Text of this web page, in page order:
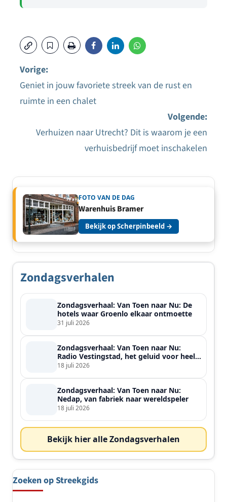
Bericht
Vorige:
Geniet in jouw favoriete streek van de rust en
ruimte in een chalet
Volgende:
Verhuizen naar Utrecht? Dit is waarom je een
verhuisbedrijf moet inschakelen
FOTO VAN DE DAG
Warenhuis Bramer
Bekijk op Scherpinbeeld →
Zondagsverhalen
Zondagsverhaal: Van Toen naar Nu: De
hotels waar Groenlo elkaar ontmoette
31 juli 2026
Zondagsverhaal: Van Toen naar Nu:
Radio Vestingstad, het geluid voor heel
de streek
18 juli 2026
Zondagsverhaal: Van Toen naar Nu:
Nedap, van fabriek naar wereldspeler
18 juli 2026
Bekijk hier alle Zondagsverhalen
Zoeken op Streekgids